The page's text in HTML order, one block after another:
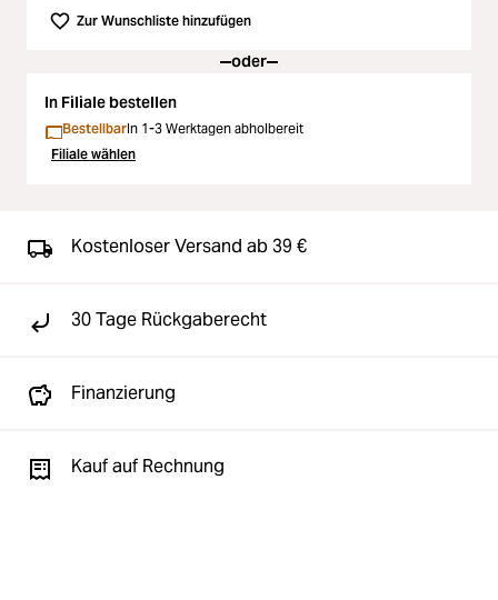
Zur Wunschliste hinzufügen
oder
In Filiale bestellen
BestellbarIn 1-3 Werktagen abholbereit
Filiale wählen
Kostenloser Versand ab 39 €
30 Tage Rückgaberecht
Finanzierung
Kauf auf Rechnung